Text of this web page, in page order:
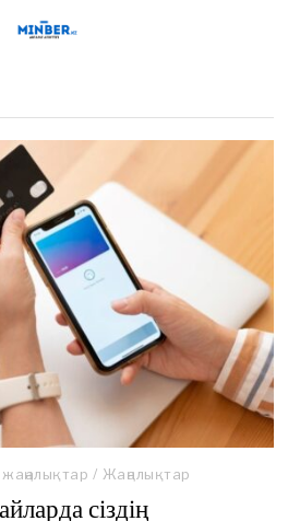
/ Жаңалықтар
сіздің